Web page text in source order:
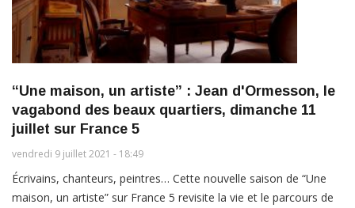
“Une maison, un artiste” : Jean d'Ormesson, le
vagabond des beaux quartiers, dimanche 11
juillet sur France 5
vendredi 9 juillet 2021 - 18:49
Écrivains, chanteurs, peintres… Cette nouvelle saison de “Une
maison, un artiste” sur France 5 revisite la vie et le parcours de